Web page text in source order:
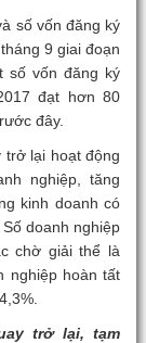
số vốn đăng ký
9 giai đoạn
số vốn đăng ký
đạt hơn 80
đây.
trở lại hoạt động
nghiệp, tăng
kinh doanh có
doanh nghiệp
chờ giải thể là
nghiệp hoàn tất
trở lại, tạm